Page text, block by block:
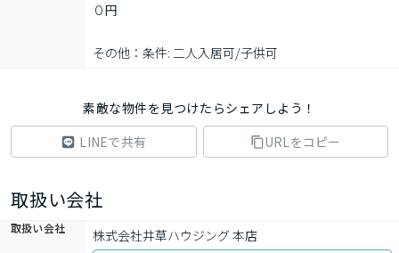
０円
その他：条件: 二人入居可/子供可
素敵な物件を見つけたらシェアしよう！
LINEで共有
URLをコピー
取扱い会社
取扱い会社 株式会社井草ハウジング 本店